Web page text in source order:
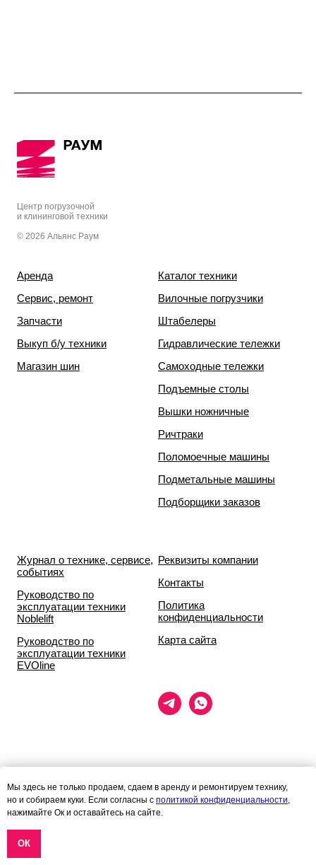
Центр погрузочной
и клининговой техники
© 2026 Альянс Раум
Аренда
Сервис, ремонт
Запчасти
Выкуп б/у техники
Магазин шин
Каталог техники
Вилочные погрузчики
Штабелеры
Гидравлические тележки
Самоходные тележки
Подъемные столы
Вышки ножничные
Ричтраки
Поломоечные машины
Подметальные машины
Подборщики заказов
Журнал о технике, сервисе,
событиях
Руководство по
эксплуатации техники
Noblelift
Руководство по
эксплуатации техники
EVOline
Реквизиты компании
Контакты
Политика
конфиденциальности
Карта сайта
при каких условиях
информационные материалы и цены, размещённые на сайте, не
определяемой положениями статей 435 и 437 гражданского кодекса
Мы здесь не только продаем, сдаем в аренду и ремонтируем технику,
но и собираем куки. Если согласны с политикой конфиденциальности,
нажимайте Ок и оставайтесь на сайте.
ОК